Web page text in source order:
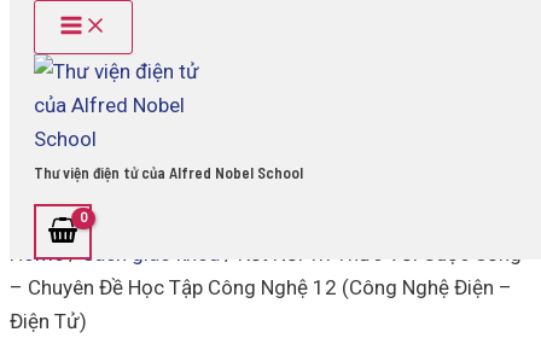
content
Main
Menu
Thư viện điện tử của Alfred Nobel School
Home/Sách giáo khoa / Kết Nối Tri Thức Với Cuộc Sống
– Chuyên Đề Học Tập Công Nghệ 12 (Công Nghệ Điện –
Điện Tử)
Cuộc
Chuyên
Tập
Công
Nghệ